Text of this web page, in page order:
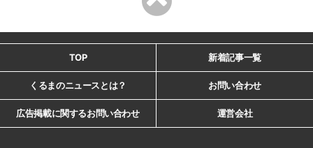
TOP 新着記事一覧
くるまのニュースとは？ お問い合わせ
広告掲載に関するお問い合わせ 運営会社